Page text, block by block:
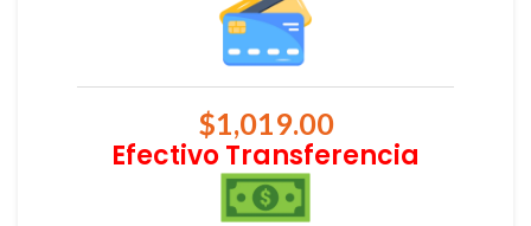
$1,019.00
Efectivo Transferencia